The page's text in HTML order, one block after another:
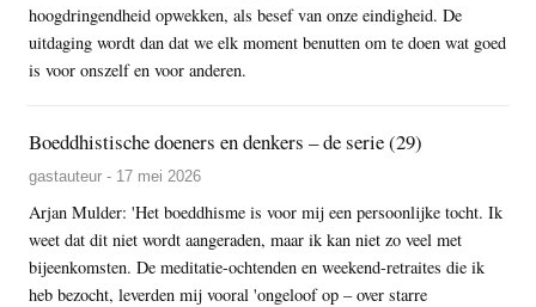
hoogdringendheid opwekken, als besef van onze eindigheid. De
uitdaging wordt dan dat we elk moment benutten om te doen wat goed
is voor onszelf en voor anderen.
Boeddhistische doeners en denkers – de serie (29)
gastauteur - 17 mei 2026
Arjan Mulder: 'Het boeddhisme is voor mij een persoonlijke tocht. Ik
weet dat dit niet wordt aangeraden, maar ik kan niet zo veel met
bijeenkomsten. De meditatie-ochtenden en weekend-retraites die ik
heb bezocht, leverden mij vooral 'ongeloof op – over starre